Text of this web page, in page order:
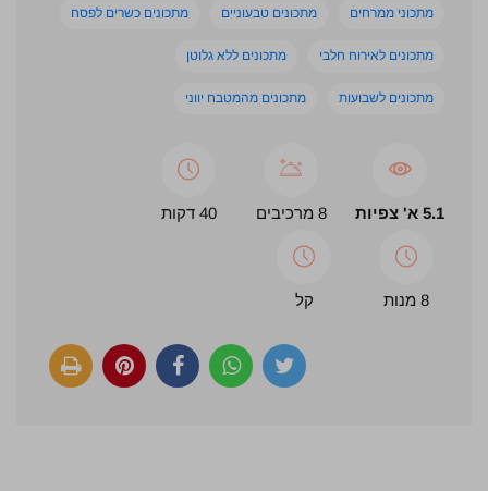
מתכוני ממרחים מתכונים טבעוניים מתכונים כשרים לפסח
מתכונים לאירוח חלבי מתכונים ללא גלוטן
מתכונים לשבועות מתכונים מהמטבח יווני
5.1 א' צפיות 8 מרכיבים 40 דקות
8 מנות קל